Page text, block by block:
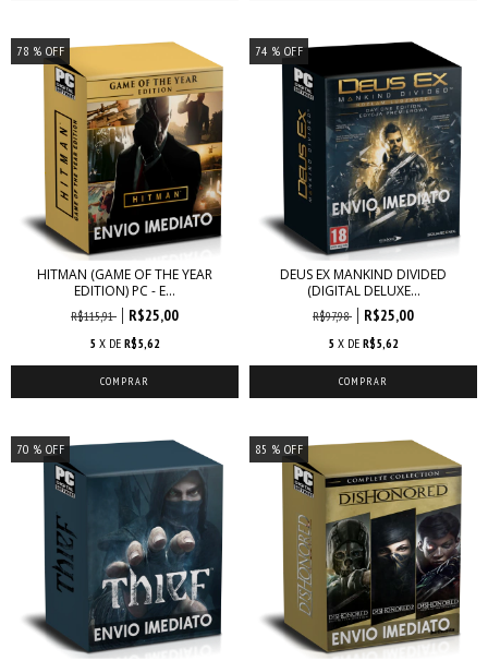
78 % OFF
HITMAN (GAME OF THE YEAR
EDITION) PC - E...
R$115,91 R$25,00
5 X DE R$5,62
74 % OFF
DEUS EX MANKIND DIVIDED
(DIGITAL DELUXE...
R$97,98 R$25,00
5 X DE R$5,62
70 % OFF 85 % OFF